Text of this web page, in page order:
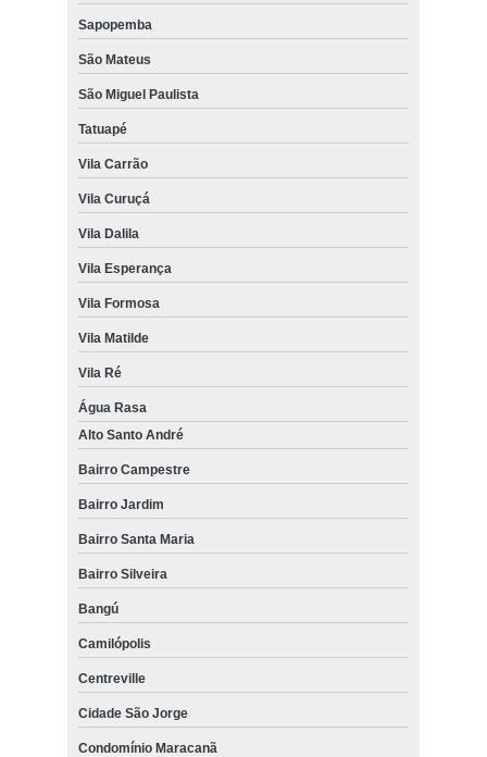
Sapopemba
São Mateus
São Miguel Paulista
Tatuapé
Vila Carrão
Vila Curuçá
Vila Dalila
Vila Esperança
Vila Formosa
Vila Matilde
Vila Ré
Água Rasa
Alto Santo André
Bairro Campestre
Bairro Jardim
Bairro Santa Maria
Bairro Silveira
Bangú
Camilópolis
Centreville
Cidade São Jorge
Condomínio Maracanã